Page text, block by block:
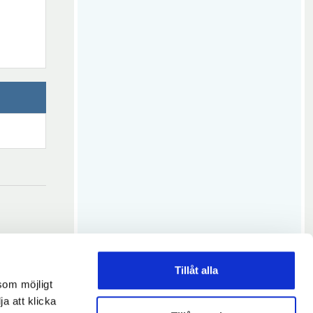
möjligt
att klicka
Tillåt alla